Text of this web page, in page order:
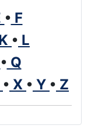
• F
• L
• Q
• X • Y • Z